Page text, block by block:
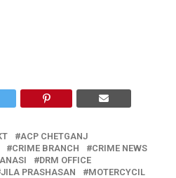
ACP CHETGANJ
CRIME BRANCH
CRIME NEWS
DRM OFFICE
JILA PRASHASAN
MOTERCYCIL